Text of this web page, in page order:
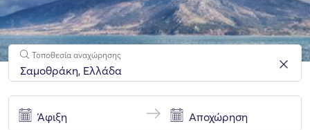
Τοποθεσία αναχώρησης